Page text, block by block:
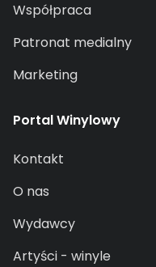
Współpraca
Patronat medialny
Marketing
Portal Winylowy
Kontakt
O nas
Wydawcy
Artyści - winyle